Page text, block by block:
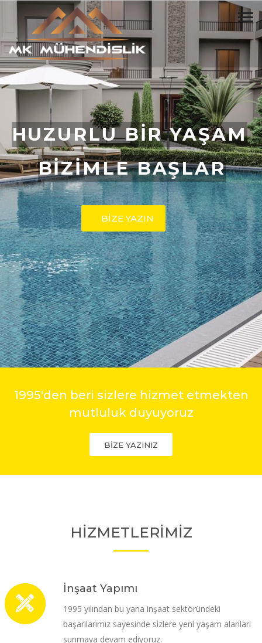
BİZİMLE BAŞLAR
BİZE YAZIN
HUZURLU BİR YAŞAM
1995'den beri sizlere hizmet etmekten
mutluluk duyuyoruz
BİZE YAZINIZ
HİZMETLERİMİZ
İnşaat Yapımı
1995 yılından bu yana inşaat sektöründeki
başarılarımız sayesinde sizlere yeni yaşam alanları
sunmaya devam ediyoruz.